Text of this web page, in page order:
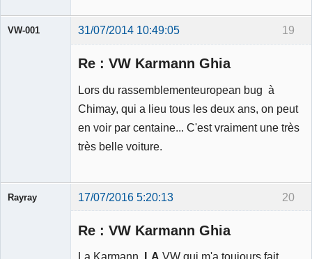
19
VW-001 31/07/2014 10:49:05
Re : VW Karmann Ghia
Lors du rassemblementeuropean bug à
Chimay, qui a lieu tous les deux ans, on peut
en voir par centaine... C'est vraiment une très
très belle voiture.
20
Rayray 17/07/2016 5:20:13
Re : VW Karmann Ghia
La Karmann, LA VW qui m'a toujours fait